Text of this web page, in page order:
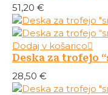
51,20 €
Dodaj v košarico
Deska za trofejo
28,50 €